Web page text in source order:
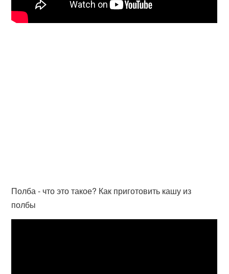
Полба - что это такое? Как приготовить кашу из
полбы